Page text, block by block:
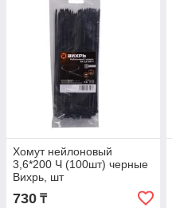
Хомут нейлоновый
3,6*200 Ч (100шт) черные
Вихрь, шт
730 ₸